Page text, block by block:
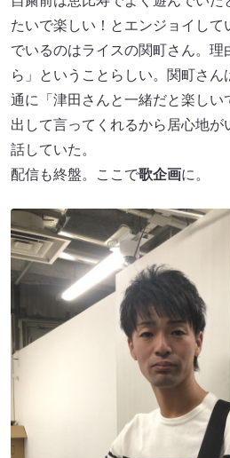
たいで楽しい！とエンジョイして
でいるのはライスの関町さん。
ら」ということらしい。関町さ
通に「津田さんと一緒だと楽しい
出して言ってくれるから居心地が
話していた。
配信も終盤。ここで歌企画に。